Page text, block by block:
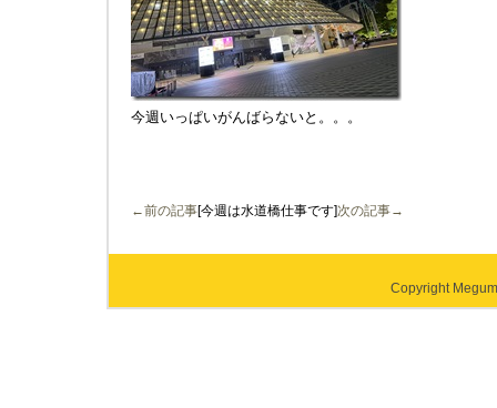
今週いっぱいがんばらないと。。。
←前の記事[今週は水道橋仕事です]次の記事→
Copyright